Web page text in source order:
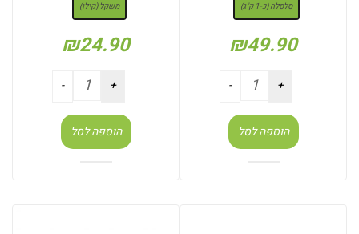
סלסלה (כ-1 ק"ג)
₪49.90
הוספה לסל
משקל (קילו)
₪24.90
הוספה לסל